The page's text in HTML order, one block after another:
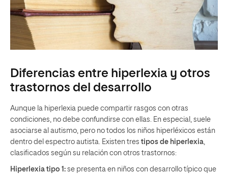
Diferencias entre hiperlexia y otros
trastornos del desarrollo
Aunque la hiperlexia puede compartir rasgos con otras
condiciones, no debe confundirse con ellas. En especial, suele
asociarse al autismo, pero no todos los niños hiperléxicos están
dentro del espectro autista. Existen tres tipos de hiperlexia,
clasificados según su relación con otros trastornos:
Hiperlexia tipo 1: se presenta en niños con desarrollo típico que